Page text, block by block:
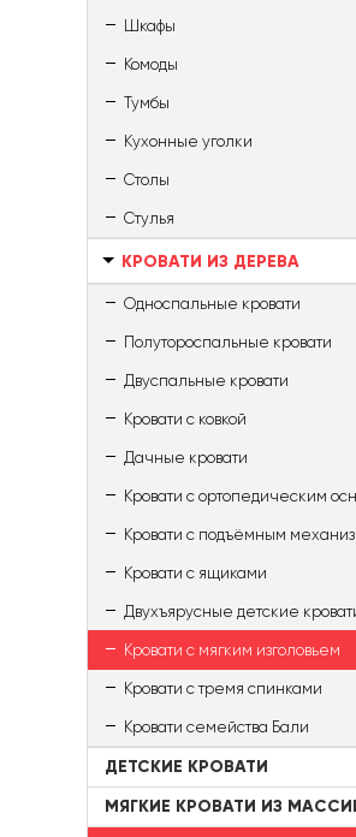
Шкафы
Комоды
Тумбы
Кухонные уголки
Столы
Стулья
КРОВАТИ ИЗ ДЕРЕВА
Односпальные кровати
Полутороспальные кровати
Двуспальные кровати
Кровати с ковкой
Дачные кровати
Кровати с ортопедическим
Кровати с подъёмным
Кровати с ящиками
Двухъярусные детские
Кровати с мягким изголовьем
Кровати с тремя спинками
Кровати семейства Бали
ДЕТСКИЕ КРОВАТИ
МЯГКИЕ КРОВАТИ ИЗ